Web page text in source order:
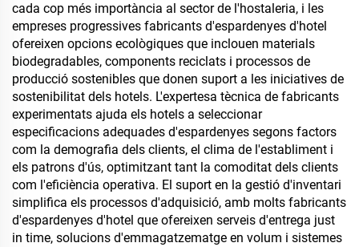
cada cop més importància al sector de l'hostaleria, i les
empreses progressives fabricants d'espardenyes d'hotel
ofereixen opcions ecològiques que inclouen materials
biodegradables, components reciclats i processos de
producció sostenibles que donen suport a les iniciatives de
sostenibilitat dels hotels. L'expertesa tècnica de fabricants
experimentats ajuda els hotels a seleccionar
especificacions adequades d'espardenyes segons factors
com la demografia dels clients, el clima de l'establiment i
els patrons d'ús, optimitzant tant la comoditat dels clients
com l'eficiència operativa. El suport en la gestió d'inventari
simplifica els processos d'adquisició, amb molts fabricants
d'espardenyes d'hotel que ofereixen serveis d'entrega just
in time, solucions d'emmagatzematge en volum i sistemes